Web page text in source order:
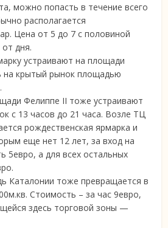
можно попасть в течение всего
располагается
Цена от 5 до 7 с половиной
дня.
устраивают на площади
на крытый рынок площадью
Фелиппе II тоже устраивают
с 13 часов до 21 часа. Возле ТЦ
рождественская ярмарка и
еще нет 12 лет, за вход на
5евро, а для всех остальных
Каталонии тоже превращается в
Стоимость – за час 9евро,
здесь торговой зоны —